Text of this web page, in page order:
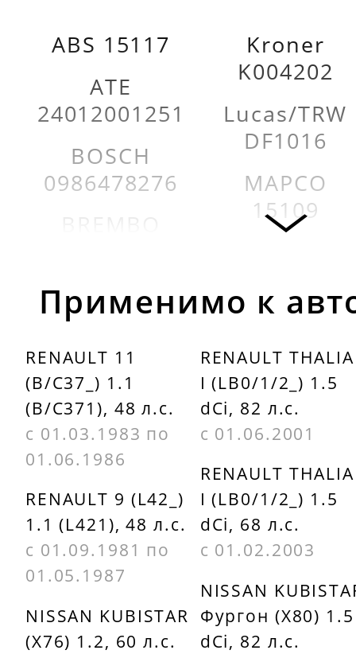
ABS 15117
ATE
24012001251
BOSCH
0986478276
DELPHI
BG2282
FEBI
BILSTEIN
09072
FERODO
DDF158
FTE BS3546
GRAF
Kroner
K004202
Lucas/TRW
DF1016
MAPCO
15109
NK 203909
OPTIMAL
BS0800
OTA V147
Otto
470240300
HAZELL
BDC3546
Применимо к
RENAULT 11
(B/C37_) 1.1
(B/C371), 48 л.с.
с 01.03.1983 по
01.06.1986
RENAULT 9 (L42_)
1.1 (L421), 48 л.с.
с 01.09.1981 по
01.05.1987
NISSAN KUBISTAR
(X76) 1.2, 60 л.с.
RENAULT THALIA
I (LB0/1/2_) 1.5
dCi, 82 л.с.
с 01.06.2001
RENAULT THALIA
I (LB0/1/2_) 1.5
dCi, 68 л.с.
с 01.02.2003
NISSAN
Фургон (X80) 1.5
dCi, 82 л.с.